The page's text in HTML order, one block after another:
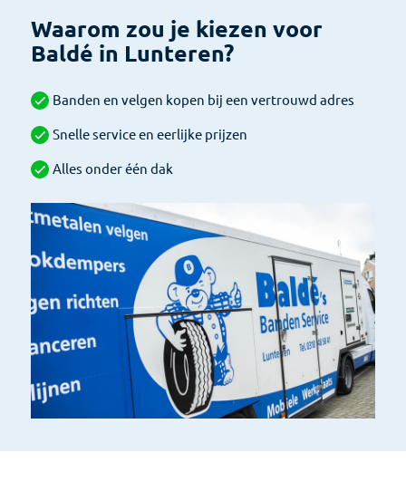
Waarom zou je kiezen voor
Baldé in Lunteren?
Banden en velgen kopen bij een vertrouwd adres
Snelle service en eerlijke prijzen
Alles onder één dak